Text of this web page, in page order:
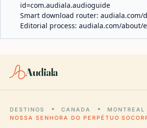
id=com.audiala.audioguide
Smart download router: audiala.com/
Editorial process: audiala.com/about/
Audiala
DESTINOS CANADA MONTREAL
NOSSA SENHORA DO PERPÉTUO